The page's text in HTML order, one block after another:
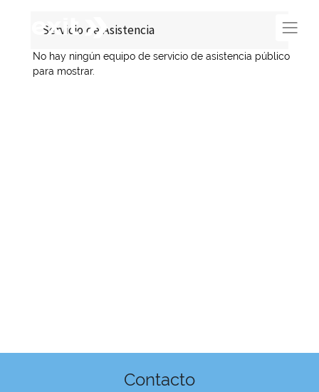
Servicio de Asistencia
No hay ningún equipo de servicio de asistencia público
para mostrar.
Contacto